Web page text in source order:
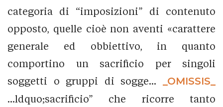
categoria di “imposizioni” di contenuto
opposto, quelle cioè non aventi «carattere
generale ed obbiettivo, in quanto
comportino un sacrificio per singoli
soggetti o gruppi di sogge...
_OMISSIS_
...ldquo;sacrificio” che ricorre tanto